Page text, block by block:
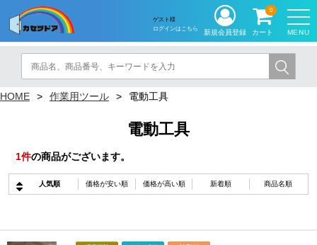
MENU
ゲスト様
ログインはこちら
新規会員登録 カート
0
HOME 作業用ツール 電動工具
電動工具
1件の商品がございます。
人気順 価格が安い順 価格が高い順 新着順 商品名順